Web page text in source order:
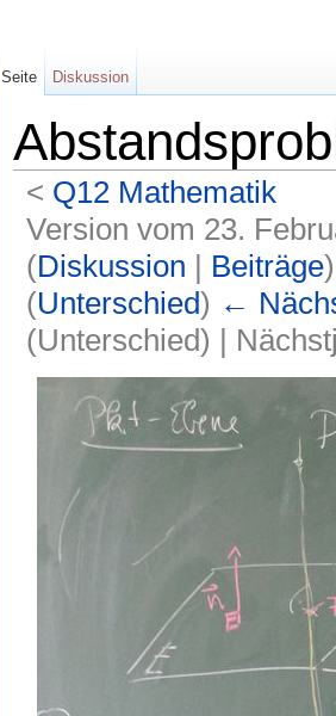
< Q12 Mathematik
Version vom 23.
(Diskussion | Beiträge)
(Unterschied) ←
(Unterschied) |
Seite Diskussion